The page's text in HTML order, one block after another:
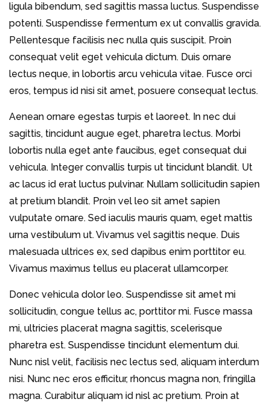
ligula bibendum, sed sagittis massa luctus. Suspendisse
potenti. Suspendisse fermentum ex ut convallis gravida.
Pellentesque facilisis nec nulla quis suscipit. Proin
consequat velit eget vehicula dictum. Duis ornare
lectus neque, in lobortis arcu vehicula vitae. Fusce orci
eros, tempus id nisi sit amet, posuere consequat lectus.
Aenean ornare egestas turpis et laoreet. In nec dui
sagittis, tincidunt augue eget, pharetra lectus. Morbi
lobortis nulla eget ante faucibus, eget consequat dui
vehicula. Integer convallis turpis ut tincidunt blandit. Ut
ac lacus id erat luctus pulvinar. Nullam sollicitudin sapien
at pretium blandit. Proin vel leo sit amet sapien
vulputate ornare. Sed iaculis mauris quam, eget mattis
urna vestibulum ut. Vivamus vel sagittis neque. Duis
malesuada ultrices ex, sed dapibus enim porttitor eu.
Vivamus maximus tellus eu placerat ullamcorper.
Donec vehicula dolor leo. Suspendisse sit amet mi
sollicitudin, congue tellus ac, porttitor mi. Fusce massa
mi, ultricies placerat magna sagittis, scelerisque
pharetra est. Suspendisse tincidunt elementum dui.
Nunc nisl velit, facilisis nec lectus sed, aliquam interdum
nisi. Nunc nec eros efficitur, rhoncus magna non, fringilla
magna. Curabitur aliquam id nisl ac pretium. Proin at